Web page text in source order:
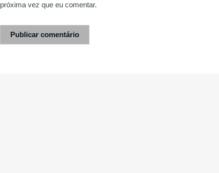
próxima vez que eu comentar.
Publicar comentário